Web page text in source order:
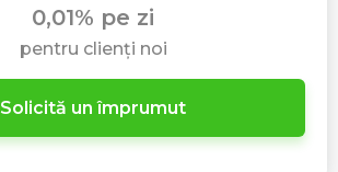
0,01% pe zi
pentru clienți noi
Solicită un împrumut